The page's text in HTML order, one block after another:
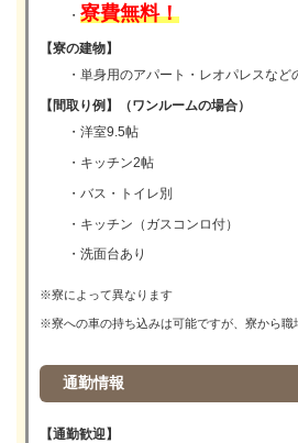
・ 寮費無料！
【寮の建物】
・単身用のアパート・レオパレスなど
【間取り例】（ワンルームの場合）
・洋室9.5帖
・キッチン2帖
・バス・トイレ別
・キッチン（ガスコンロ付）
・洗面台あり
※寮によって異なります
※寮への車の持ち込みは可能ですが、寮から職
通勤情報
【通勤歓迎】